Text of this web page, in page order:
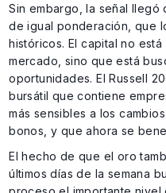
Sin embargo, la señal llegó
de igual ponderación, que
históricos. El capital no
mercado, sino que está
oportunidades. El Russell
bursátil que contiene
más sensibles a los
bonos, y que ahora se
El hecho de que el oro
últimos días de la semana